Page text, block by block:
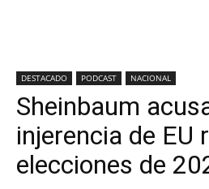
DESTACADO PODCAST NACIONAL
Sheinbaum
injerencia de EU
elecciones de